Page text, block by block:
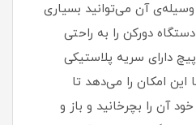
آن می‌توانید بسیاری
دستگاه دورکن را به راحتی
دارای سریه پلاستیکی
امکان را می‌دهد تا
آن را بچرخانید و باز و